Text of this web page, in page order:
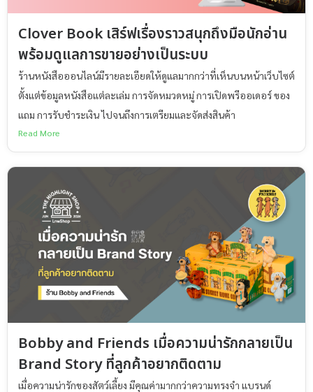
Clover Book เสิร์ฟเรื่องราวสนุกถึงมือนักอ่าน
พร้อมดูแลการขายอย่างเป็นระบบ
ร้านหนังสือออนไลน์มีรายละเอียดให้ดูแลมากกว่าที่เห็นบนหน้าเว็บไซต์
ตั้งแต่ข้อมูลหนังสือแต่ละเล่ม การจัดหมวดหมู่ การเปิดพรีออเดอร์ ของ
แถม การรับชำระเงิน ไปจนถึงการเตรียมและจัดส่งสินค้า
Read More
Bobby and Friends เมื่อความน่ารักกลายเป็น
Brand Story ที่ลูกค้าอยากติดตาม
เมื่อความน่ารักของสัตว์เลี้ยง มีคุณค่ามากกว่าความทรงจำ แบรนด์